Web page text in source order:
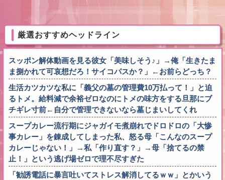
厳選おすすめヘッドライン
スッポン解体動画を見る彼女「美味しそう♪」→俺「生きたま
ま捌かれて可哀想だろ！サイコパスか？」←お前らどっち？
生活カツカツな私に「義父の墓の管理費10万払って！」と迫
るトメ。給料減で余裕ゼロなのにトメの味方をする旦那にブ
チギレ寸前←自分で管理できないなら墓じまいしてくれ
スープカレー流行期にジャガイモ煮崩れでドロドロの「大惨
事カレー」を錬成してしまった私、怒る母「こんなのスープ
カレーじゃない！」→私「作り直す？」→母「捨てるの禁
止！」という逃げ場ゼロで理不尽すぎた
「勧誘電話に暴言吐いてストレス解消してるｗｗ」とかいう